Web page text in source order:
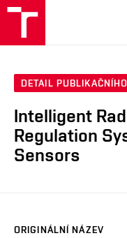
DETAIL
Intelligent
Regulation
Sensors
ORIGINÁLNÍ NÁZEV